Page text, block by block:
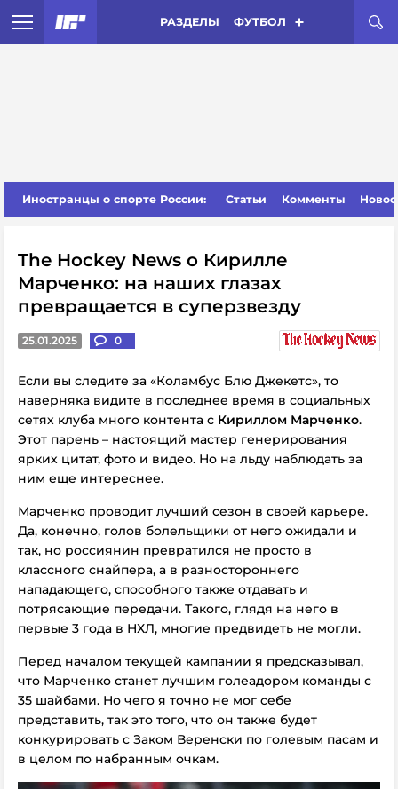
РАЗДЕЛЫ ФУТБОЛ
Иностранцы о спорте России: Статьи Комменты
The Hockey News о Кирилле
Марченко: на наших глазах
превращается в суперзвезду
25.01.2025 0
Если вы следите за «Коламбус Блю Джекетс», то
наверняка видите в последнее время в социальных
сетях клуба много контента с Кириллом Марченко.
Этот парень – настоящий мастер генерирования
ярких цитат, фото и видео. Но на льду наблюдать за
ним еще интереснее.
Марченко проводит лучший сезон в своей карьере.
Да, конечно, голов болельщики от него ожидали и
так, но россиянин превратился не просто в
классного снайпера, а в разностороннего
нападающего, способного также отдавать и
потрясающие передачи. Такого, глядя на него в
первые 3 года в НХЛ, многие предвидеть не могли.
Перед началом текущей кампании я предсказывал,
что Марченко станет лучшим голеадором команды с
35 шайбами. Но чего я точно не мог себе
представить, так это того, что он также будет
конкурировать с Заком Веренски по голевым пасам и
в целом по набранным очкам.